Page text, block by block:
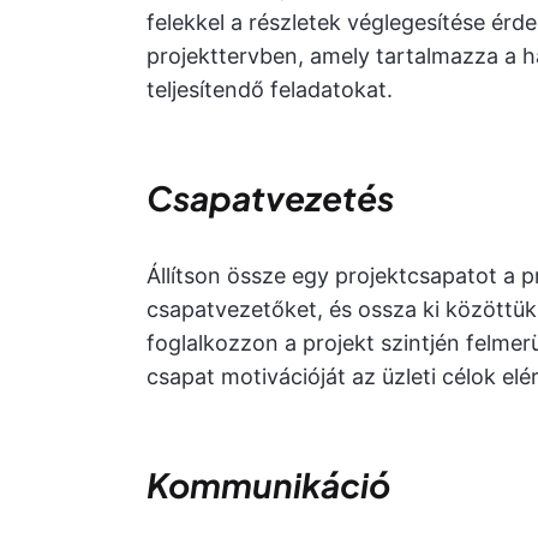
felekkel a részletek véglegesítése
projekttervben, amely tartalmazza a
teljesítendő feladatokat.
Csapatvezetés
Állítson össze egy projektcsapatot a
csapatvezetőket, és ossza ki
foglalkozzon a projekt szintjén
csapat motivációját az üzleti célok
Kommunikáció